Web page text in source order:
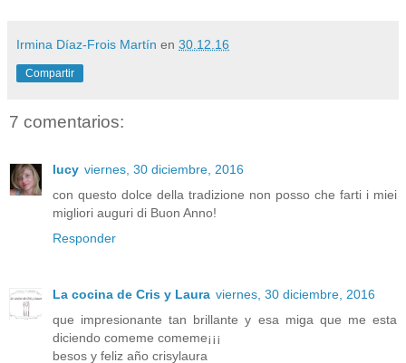
Irmina Díaz-Frois Martín en 30.12.16
Compartir
7 comentarios:
lucy viernes, 30 diciembre, 2016
con questo dolce della tradizione non posso che farti i miei
migliori auguri di Buon Anno!
Responder
La cocina de Cris y Laura viernes, 30 diciembre, 2016
que impresionante tan brillante y esa miga que me esta
diciendo comeme comeme¡¡¡
besos y feliz año crisylaura